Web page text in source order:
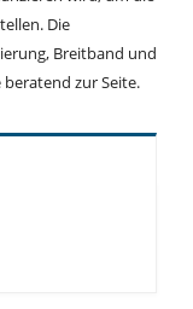
Die
Breitband und
zur Seite.